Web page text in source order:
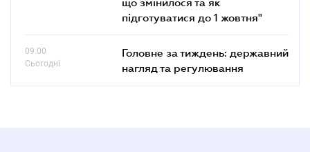
підготуватися до 1 жовтня"
09.00
Сьогодні
Головне за тиждень: державний
нагляд та регулювання